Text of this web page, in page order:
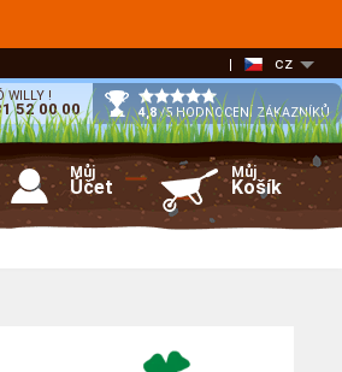
cz
WILLY !
52 00 00 4,8/5 HODNOCENÍ ZÁKAZNÍKŮ
Můj
Košík
Můj
Účet